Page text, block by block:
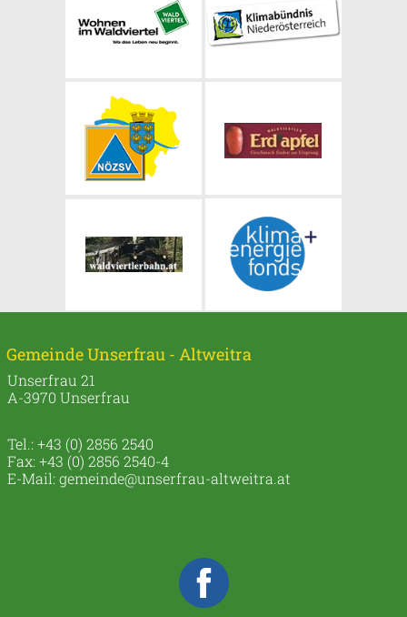
Gemeinde Unserfrau - Altweitra
Unserfrau 21
A-3970 Unserfrau
Tel.: +43 (0) 2856 2540
Fax: +43 (0) 2856 2540-4
E-Mail: gemeinde@unserfrau-altweitra.at